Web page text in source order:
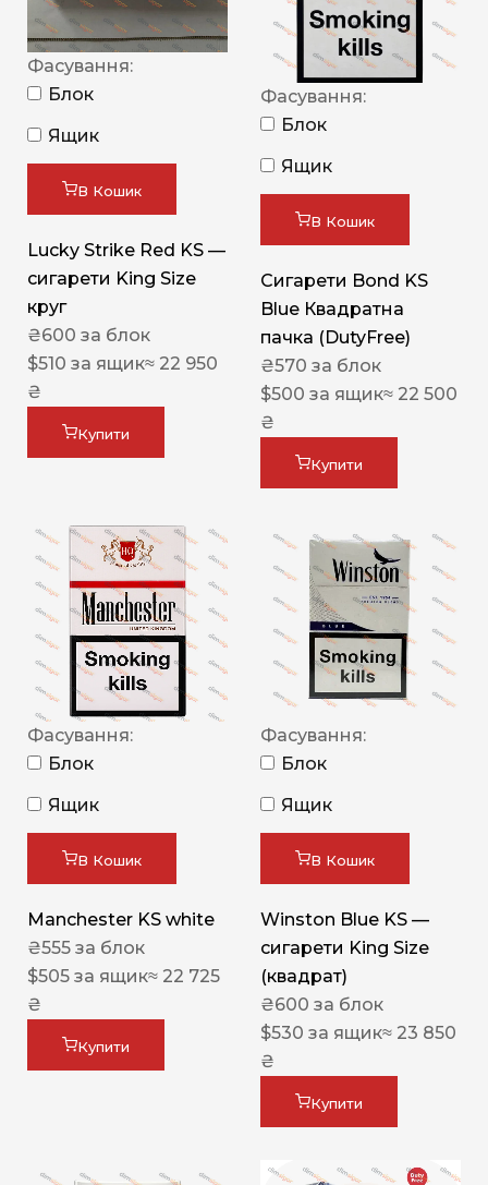
Фасування:
Блок
Ящик
В Кошик
Lucky Strike Red KS —
сигарети King Size
круг
₴600 за блок
$510 за ящик≈ 22 950
₴
Купити
Фасування:
Блок
Ящик
В Кошик
Сигарети Bond KS
Blue Квадратна
пачка (DutyFree)
₴570 за блок
$500 за ящик≈ 22 500
₴
Купити
Фасування:
Блок
Ящик
В Кошик
Manchester KS white
₴555 за блок
$505 за ящик≈ 22 725
₴
Купити
Фасування:
Блок
Ящик
В Кошик
Winston Blue KS —
сигарети King Size
(квадрат)
₴600 за блок
$530 за ящик≈ 23 850
₴
Купити